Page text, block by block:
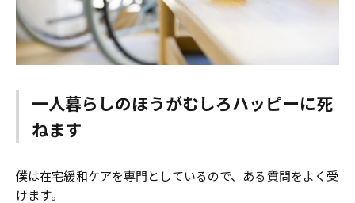
一人暮らしのほうがむしろハッピーに死
ねます
僕は在宅緩和ケアを専門としているので、ある質問をよく受
けます。